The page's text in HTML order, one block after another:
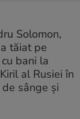
Solomon,
tăiat pe
bani la
al Rusiei în
de sânge și